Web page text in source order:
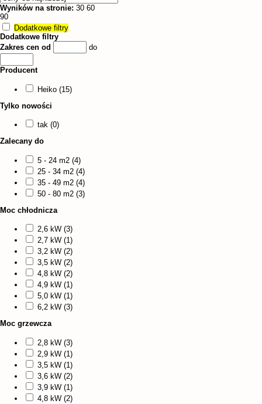
Wyników na stronie: 30 60
90
Dodatkowe filtry
Dodatkowe filtry
Zakres cen od
do
Producent
Heiko (15)
Tylko nowości
tak (0)
Zalecany do
5 - 24 m2 (4)
25 - 34 m2 (4)
35 - 49 m2 (4)
50 - 80 m2 (3)
Moc chłodnicza
2,6 kW (3)
2,7 kW (1)
3,2 kW (2)
3,5 kW (2)
4,8 kW (2)
4,9 kW (1)
5,0 kW (1)
6,2 kW (3)
Moc grzewcza
2,8 kW (3)
2,9 kW (1)
3,5 kW (1)
3,6 kW (2)
3,9 kW (1)
4,8 kW (2)